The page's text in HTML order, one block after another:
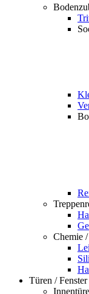
Chemie
Türen /